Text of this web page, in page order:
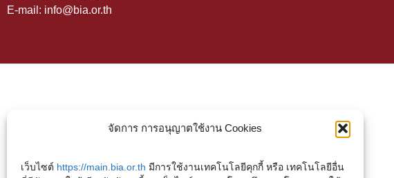
จัดการ การอนุญาตใช้งาน Cookies
เว็บไซต์ https://main.bia.or.th มีการใช้งานเทคโนโลยีคุกกี้ หรือ เทคโนโลยีอื่น
E-mail: info@bia.or.th